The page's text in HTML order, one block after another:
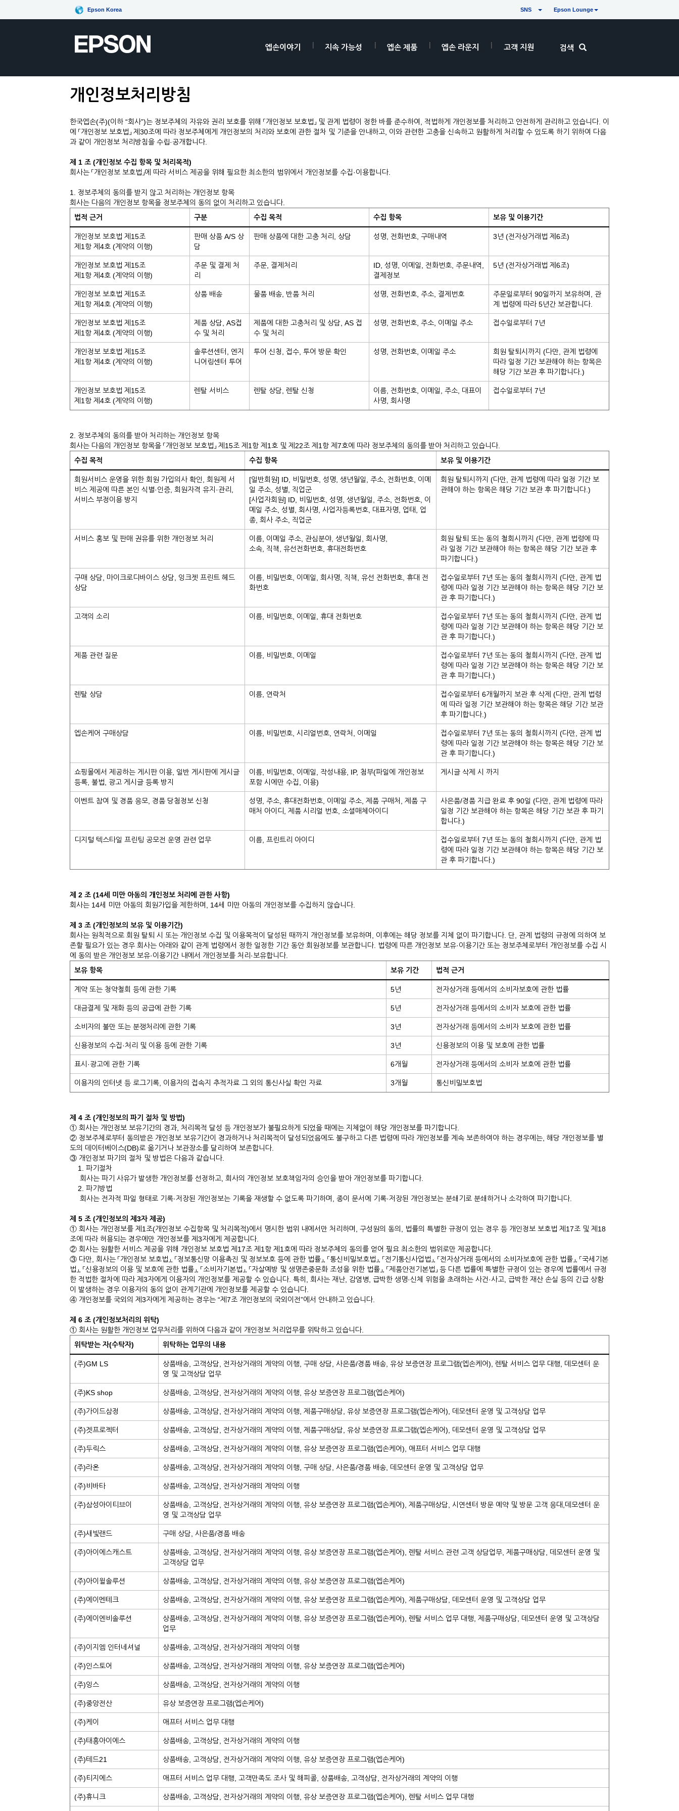
Epson Korea SNS Epson Lounge
엡손이야기 지속 가능성 엡손 제품 엡손 라운지 고객 지원 검색
개인정보처리방침
한국엡손(주)(이하 “회사”)는 정보주체의 자유와 권리 보호를 위해 「개인정보 보호법」 및 관계 법령이 정한 바를 준수하여, 적법하게 개인정보를 처리하고 안전하게 관리하고 있습니다. 이
에 「개인정보 보호법」 제30조에 따라 정보주체에게 개인정보의 처리와 보호에 관한 절차 및 기준을 안내하고, 이와 관련한 고충을 신속하고 원활하게 처리할 수 있도록 하기 위하여 다음
과 같이 개인정보 처리방침을 수립·공개합니다.
제 1 조 (개인정보 수집 항목 및 처리목적)
회사는 「개인정보 보호법」에 따라 서비스 제공을 위해 필요한 최소한의 범위에서 개인정보를 수집·이용합니다.
1. 정보주체의 동의를 받지 않고 처리하는 개인정보 항목
회사는 다음의 개인정보 항목을 정보주체의 동의 없이 처리하고 있습니다.
법적 근거
구분 수집 목적 수집 항목 보유 및 이용기간
개인정보 보호법 제15조
제1항 제4호 (계약의 이행)
판매 상품 A/S 상
담
판매 상품에 대한 고충 처리, 상담 성명, 전화번호, 구매내역 3년 (전자상거래법 제6조)
개인정보 보호법 제15조
제1항 제4호 (계약의 이행)
주문 및 결제 처
리
주문, 결제처리
ID, 성명, 이메일, 전화번호, 주문내역,
결제정보
5년 (전자상거래법 제6조)
개인정보 보호법 제15조
제1항 제4호 (계약의 이행)
상품 배송 물품 배송, 반품 처리 성명, 전화번호, 주소, 결제번호
주문일로부터 90일까지 보유하며, 관
계 법령에 따라 5년간 보관합니다.
개인정보 보호법 제15조
제1항 제4호 (계약의 이행)
제품 상담, AS접
수 및 처리
제품에 대한 고충처리 및 상담, AS 접
수 및 처리
성명, 전화번호, 주소, 이메일 주소 접수일로부터 7년
개인정보 보호법 제15조
제1항 제4호 (계약의 이행)
솔루션센터, 엔지
니어링센터 투어
투어 신청, 접수, 투어 방문 확인 성명, 전화번호, 이메일 주소
회원 탈퇴시까지 (다만, 관계 법령에
따라 일정 기간 보관해야 하는 항목은
해당 기간 보관 후 파기합니다.)
개인정보 보호법 제15조
제1항 제4호 (계약의 이행)
렌탈 서비스 렌탈 상담, 렌탈 신청
이름, 전화번호, 이메일, 주소, 대표이
사명, 회사명
접수일로부터 7년
2. 정보주체의 동의를 받아 처리하는 개인정보 항목
회사는 다음의 개인정보 항목을 「개인정보 보호법」 제15조 제1항 제1호 및 제22조 제1항 제7호에 따라 정보주체의 동의를 받아 처리하고 있습니다.
수집 목적
수집 항목 보유 및 이용기간
회원서비스 운영을 위한 회원 가입의사 확인, 회원제 서
비스 제공에 따른 본인 식별·인증, 회원자격 유지·관리,
서비스 부정이용 방지
[일반회원] ID, 비밀번호, 성명, 생년월일, 주소, 전화번호, 이메
일 주소, 성별, 직업군
[사업자회원] ID, 비밀번호, 성명, 생년월일, 주소, 전화번호, 이
메일 주소, 성별, 회사명, 사업자등록번호, 대표자명, 업태, 업
종, 회사 주소, 직업군
회원 탈퇴시까지 (다만, 관계 법령에 따라 일정 기간 보
관해야 하는 항목은 해당 기간 보관 후 파기합니다.)
서비스 홍보 및 판매 권유를 위한 개인정보 처리
이름, 이메일 주소, 관심분야, 생년월일, 회사명,
소속, 직책, 유선전화번호, 휴대전화번호
회원 탈퇴 또는 동의 철회시까지 (다만, 관계 법령에 따
라 일정 기간 보관해야 하는 항목은 해당 기간 보관 후
파기합니다.)
구매 상담, 마이크로디바이스 상담, 잉크젯 프린트 헤드
상담
이름, 비밀번호, 이메일, 회사명, 직책, 유선 전화번호, 휴대 전
화번호
접수일로부터 7년 또는 동의 철회시까지 (다만, 관계 법
령에 따라 일정 기간 보관해야 하는 항목은 해당 기간 보
관 후 파기합니다.)
고객의 소리 이름, 비밀번호, 이메일, 휴대 전화번호
접수일로부터 7년 또는 동의 철회시까지 (다만, 관계 법
령에 따라 일정 기간 보관해야 하는 항목은 해당 기간 보
관 후 파기합니다.)
제품 관련 질문 이름, 비밀번호, 이메일
접수일로부터 7년 또는 동의 철회시까지 (다만, 관계 법
령에 따라 일정 기간 보관해야 하는 항목은 해당 기간 보
관 후 파기합니다.)
렌탈 상담 이름, 연락처
접수일로부터 6개월까지 보관 후 삭제 (다만, 관계 법령
에 따라 일정 기간 보관해야 하는 항목은 해당 기간 보관
후 파기합니다.)
엡손케어 구매상담 이름, 비밀번호, 시리얼번호, 연락처, 이메일
접수일로부터 7년 또는 동의 철회시까지 (다만, 관계 법
령에 따라 일정 기간 보관해야 하는 항목은 해당 기간 보
관 후 파기합니다.)
쇼핑몰에서 제공하는 게시판 이용, 일반 게시판에 게시글
등록, 불법, 광고 게시글 등록 방지
이름, 비밀번호, 이메일, 작성내용, IP, 첨부(파일에 개인정보
포함 시에만 수집, 이용)
게시글 삭제 시 까지
이벤트 참여 및 경품 응모, 경품 당첨정보 신청
성명, 주소, 휴대전화번호, 이메일 주소, 제품 구매처, 제품 구
매처 아이디, 제품 시리얼 번호, 소셜매체아이디
사은품/경품 지급 완료 후 90일 (다만, 관계 법령에 따라
일정 기간 보관해야 하는 항목은 해당 기간 보관 후 파기
합니다.)
디지털 텍스타일 프린팅 공모전 운영 관련 업무 이름, 프린트리 아이디
접수일로부터 7년 또는 동의 철회시까지 (다만, 관계 법
령에 따라 일정 기간 보관해야 하는 항목은 해당 기간 보
관 후 파기합니다.)
제 2 조 (14세 미만 아동의 개인정보 처리에 관한 사항)
회사는 14세 미만 아동의 회원가입을 제한하며, 14세 미만 아동의 개인정보를 수집하지 않습니다.
제 3 조 (개인정보의 보유 및 이용기간)
회사는 원칙적으로 회원 탈퇴 시 또는 개인정보 수집 및 이용목적이 달성된 때까지 개인정보를 보유하며, 이후에는 해당 정보를 지체 없이 파기합니다. 단, 관계 법령의 규정에 의하여 보
존할 필요가 있는 경우 회사는 아래와 같이 관계 법령에서 정한 일정한 기간 동안 회원정보를 보관합니다. 법령에 따른 개인정보 보유·이용기간 또는 정보주체로부터 개인정보를 수집 시
에 동의 받은 개인정보 보유·이용기간 내에서 개인정보를 처리·보유합니다.
보유 항목
보유 기간 법적 근거
계약 또는 청약철회 등에 관한 기록 5년 전자상거래 등에서의 소비자보호에 관한 법률
대금결제 및 재화 등의 공급에 관한 기록 5년 전자상거래 등에서의 소비자 보호에 관한 법률
소비자의 불만 또는 분쟁처리에 관한 기록 3년 전자상거래 등에서의 소비자 보호에 관한 법률
신용정보의 수집·처리 및 이용 등에 관한 기록 3년 신용정보의 이용 및 보호에 관한 법률
표시·광고에 관한 기록 6개월 전자상거래 등에서의 소비자 보호에 관한 법률
이용자의 인터넷 등 로그기록, 이용자의 접속지 추적자료 그 외의 통신사실 확인 자료 3개월 통신비밀보호법
제 4 조 (개인정보의 파기 절차 및 방법)
① 회사는 개인정보 보유기간의 경과, 처리목적 달성 등 개인정보가 불필요하게 되었을 때에는 지체없이 해당 개인정보를 파기합니다.
② 정보주체로부터 동의받은 개인정보 보유기간이 경과하거나 처리목적이 달성되었음에도 불구하고 다른 법령에 따라 개인정보를 계속 보존하여야 하는 경우에는, 해당 개인정보를 별
도의 데이터베이스(DB)로 옮기거나 보관장소를 달리하여 보존합니다.
③ 개인정보 파기의 절차 및 방법은 다음과 같습니다.
1. 파기절차
회사는 파기 사유가 발생한 개인정보를 선정하고, 회사의 개인정보 보호책임자의 승인을 받아 개인정보를 파기합니다.
2. 파기방법
회사는 전자적 파일 형태로 기록·저장된 개인정보는 기록을 재생할 수 없도록 파기하며, 종이 문서에 기록·저장된 개인정보는 분쇄기로 분쇄하거나 소각하여 파기합니다.
제 5 조 (개인정보의 제3자 제공)
① 회사는 개인정보를 제1조(개인정보 수집항목 및 처리목적)에서 명시한 범위 내에서만 처리하며, 구성원의 동의, 법률의 특별한 규정이 있는 경우 등 개인정보 보호법 제17조 및 제18
조에 따라 허용되는 경우에만 개인정보를 제3자에게 제공합니다.
② 회사는 원활한 서비스 제공을 위해 개인정보 보호법 제17조 제1항 제1호에 따라 정보주체의 동의를 얻어 필요 최소한의 범위로만 제공합니다.
③ 다만, 회사는 「개인정보 보호법」, 「정보통신망 이용촉진 및 정보보호 등에 관한 법률」, 「통신비밀보호법」, 「전기통신사업법」, 「전자상거래 등에서의 소비자보호에 관한 법률」, 「국세기본
법」, 「신용정보의 이용 및 보호에 관한 법률」, 「소비자기본법」, 「자살예방 및 생명존중문화 조성을 위한 법률」, 「제품안전기본법」 등 다른 법률에 특별한 규정이 있는 경우에 법률에서 규정
한 적법한 절차에 따라 제3자에게 이용자의 개인정보를 제공할 수 있습니다. 특히, 회사는 재난, 감염병, 급박한 생명·신체 위험을 초래하는 사건·사고, 급박한 재산 손실 등의 긴급 상황
이 발생하는 경우 이용자의 동의 없이 관계기관에 개인정보를 제공할 수 있습니다.
④ 개인정보를 국외의 제3자에게 제공하는 경우는 “제7조 개인정보의 국외이전”에서 안내하고 있습니다.
제 6 조 (개인정보처리의 위탁)
① 회사는 원활한 개인정보 업무처리를 위하여 다음과 같이 개인정보 처리업무를 위탁하고 있습니다.
위탁받는 자(수탁자)
위탁하는 업무의 내용
(주)GM LS
상품배송, 고객상담, 전자상거래의 계약의 이행, 구매 상담, 사은품/경품 배송, 유상 보증연장 프로그램(엡손케어), 렌탈 서비스 업무 대행, 데모센터 운
영 및 고객상담 업무
(주)KS shop 상품배송, 고객상담, 전자상거래의 계약의 이행, 유상 보증연장 프로그램(엡손케어)
(주)가이드삼정 상품배송, 고객상담, 전자상거래의 계약의 이행, 제품구매상담, 유상 보증연장 프로그램(엡손케어), 데모센터 운영 및 고객상담 업무
(주)겟프로젝터 상품배송, 고객상담, 전자상거래의 계약의 이행, 제품구매상담, 유상 보증연장 프로그램(엡손케어), 데모센터 운영 및 고객상담 업무
(주)두릭스 상품배송, 고객상담, 전자상거래의 계약의 이행, 유상 보증연장 프로그램(엡손케어), 애프터 서비스 업무 대행
(주)라온 상품배송, 고객상담, 전자상거래의 계약의 이행, 구매 상담, 사은품/경품 배송, 데모센터 운영 및 고객상담 업무
(주)비바타 상품배송, 고객상담, 전자상거래의 계약의 이행
(주)삼성아이티브이
상품배송, 고객상담, 전자상거래의 계약의 이행, 유상 보증연장 프로그램(엡손케어), 제품구매상담, 시연센터 방문 예약 및 방문 고객 응대,데모센터 운
영 및 고객상담 업무
(주)새빛랜드 구매 상담, 사은품/경품 배송
(주)아이에스캐스트
상품배송, 고객상담, 전자상거래의 계약의 이행, 유상 보증연장 프로그램(엡손케어), 렌탈 서비스 관련 고객 상담업무, 제품구매상담, 데모센터 운영 및
고객상담 업무
(주)아이윌솔루션 상품배송, 고객상담, 전자상거래의 계약의 이행, 유상 보증연장 프로그램(엡손케어)
(주)에이멘테크 상품배송, 고객상담, 전자상거래의 계약의 이행, 유상 보증연장 프로그램(엡손케어), 제품구매상담, 데모센터 운영 및 고객상담 업무
(주)에이엔비솔루션
상품배송, 고객상담, 전자상거래의 계약의 이행, 유상 보증연장 프로그램(엡손케어), 렌탈 서비스 업무 대행, 제품구매상담, 데모센터 운영 및 고객상담
업무
(주)이지엠 인터네셔널 상품배송, 고객상담, 전자상거래의 계약의 이행
(주)인스토어 상품배송, 고객상담, 전자상거래의 계약의 이행, 유상 보증연장 프로그램(엡손케어)
(주)잉스 상품배송, 고객상담, 전자상거래의 계약의 이행
(주)중앙전산 유상 보증연장 프로그램(엡손케어)
(주)케이 애프터 서비스 업무 대행
(주)태흥아이에스 상품배송, 고객상담, 전자상거래의 계약의 이행
(주)테드21 상품배송, 고객상담, 전자상거래의 계약의 이행, 유상 보증연장 프로그램(엡손케어)
(주)티지에스 애프터 서비스 업무 대행, 고객만족도 조사 및 해피콜, 상품배송, 고객상담, 전자상거래의 계약의 이행
(주)휴니크 상품배송, 고객상담, 전자상거래의 계약의 이행, 유상 보증연장 프로그램(엡손케어), 렌탈 서비스 업무 대행